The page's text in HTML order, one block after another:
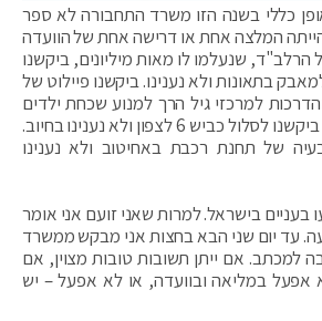
כללי בשנה הזו משרד התחבורה לא ספר
המלצה אחת או דרישה אחת של הוועדה
הרלב"ד, שנעלמו לו מאות מיליונים, ביקשנו
למאבק בתאונות ולא נענינו. ביקשנו פיילוט של
למרכזי גיל הרך למנוע שכחת ילדים
ברכב ולא נענינו בחיוב. ביקשנו לסלול כביש 6 לצפון ולא נענינו בחיוב.
של תחנת רכבת באחיטוב ולא נענינו
בישראל. למרות שאני זועם אני אומר
עד יום שני הבא בחצות אני מבקש ממשרד
למכתב. אם ייתן תשובות טובות מצוין, אם
אפעל במליאה ובוועדה, או לא אפעל – יש